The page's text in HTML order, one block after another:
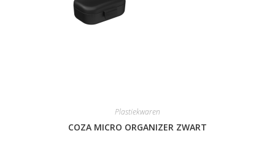
Plastiekwaren
COZA MICRO ORGANIZER ZWART